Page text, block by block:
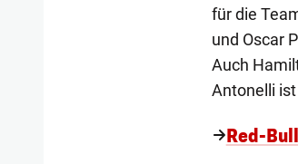
für die
und Oscar
Auch
Antonelli
Red-
1/8